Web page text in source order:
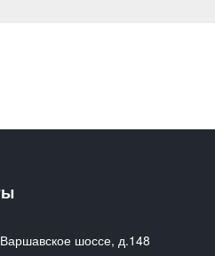
шоссе, д.148